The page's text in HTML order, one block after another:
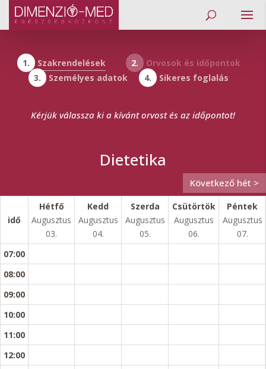
1. Szakrendelések 2.
Orvosok és időpontok
3.
Személyes adatok 4. Sikeres foglalás
Kérjük válassza ki a kívánt orvost és az időpontot!
Dietetika
Következő hét >
idő
Hétfő
Augusztus
03.
Kedd
Augusztus
04.
Szerda
Augusztus
05.
Csütörtök
Augusztus
06.
Péntek
Augusztus
07.
07:00
08:00
09:00
10:00
11:00
12:00